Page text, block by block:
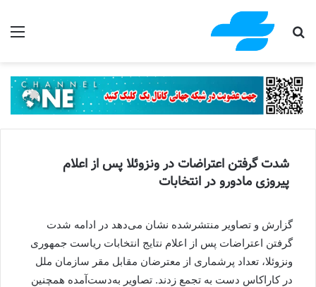
جستجو برای
شدت گرفتن اعتراضات در ونزوئلا پس از اعلام
پیروزی مادورو در انتخابات
گزارش و تصاویر منتشرشده نشان می‌دهد در ادامه شدت
گرفتن اعتراضات پس از اعلام نتایج‌ انتخابات ریاست جمهوری
ونزوئلا، تعداد پرشماری از معترضان مقابل مقر سازمان ملل
در کاراکاس دست به تجمع زدند. تصاویر به‌دست‌آمده همچنین